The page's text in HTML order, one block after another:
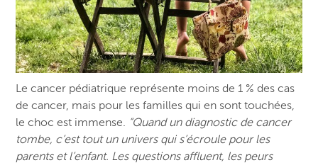
Le cancer pédiatrique représente moins de 1 % des cas
de cancer, mais pour les familles qui en sont touchées,
le choc est immense. “Quand un diagnostic de cancer
tombe, c’est tout un univers qui s’écroule pour les
parents et l’enfant. Les questions affluent, les peurs